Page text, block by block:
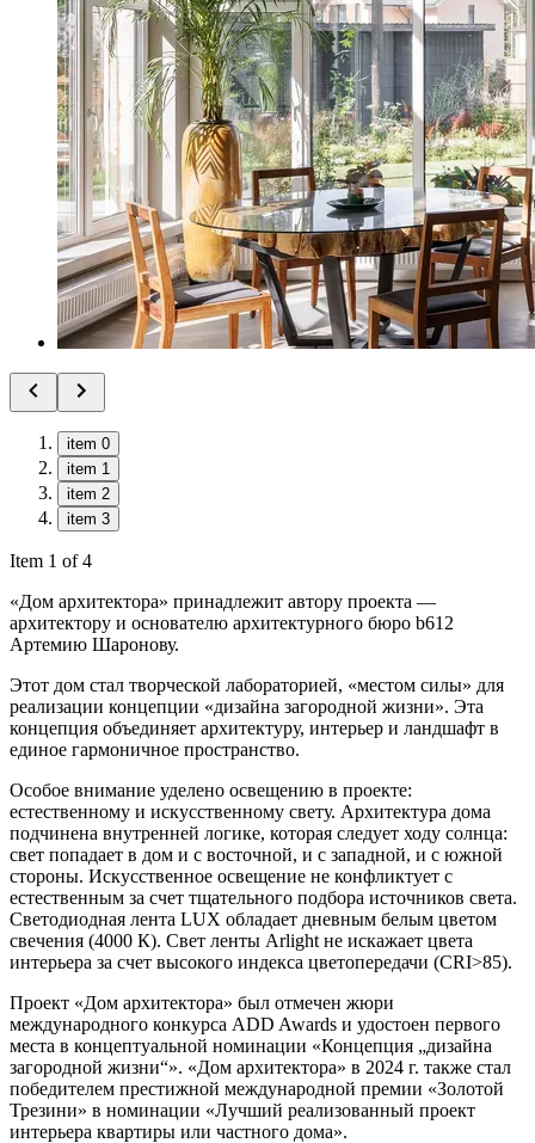
item 0
item 1
item 2
item 3
Item 1 of 4
«Дом архитектора» принадлежит автору проекта —
архитектору и основателю архитектурного бюро b612
Артемию Шаронову.
Этот дом стал творческой лабораторией, «местом силы» для
реализации концепции «дизайна загородной жизни». Эта
концепция объединяет архитектуру, интерьер и ландшафт в
единое гармоничное пространство.
Особое внимание уделено освещению в проекте:
естественному и искусственному свету. Архитектура дома
подчинена внутренней логике, которая следует ходу солнца:
свет попадает в дом и с восточной, и с западной, и с южной
стороны. Искусственное освещение не конфликтует с
естественным за счет тщательного подбора источников света.
Светодиодная лента LUX обладает дневным белым цветом
свечения (4000 К). Свет ленты Arlight не искажает цвета
интерьера за счет высокого индекса цветопередачи (CRI>85).
Проект «Дом архитектора» был отмечен жюри
международного конкурса ADD Awards и удостоен первого
места в концептуальной номинации «Концепция „дизайна
загородной жизни“». «Дом архитектора» в 2024 г. также стал
победителем престижной международной премии «Золотой
Трезини» в номинации «Лучший реализованный проект
интерьера квартиры или частного дома».